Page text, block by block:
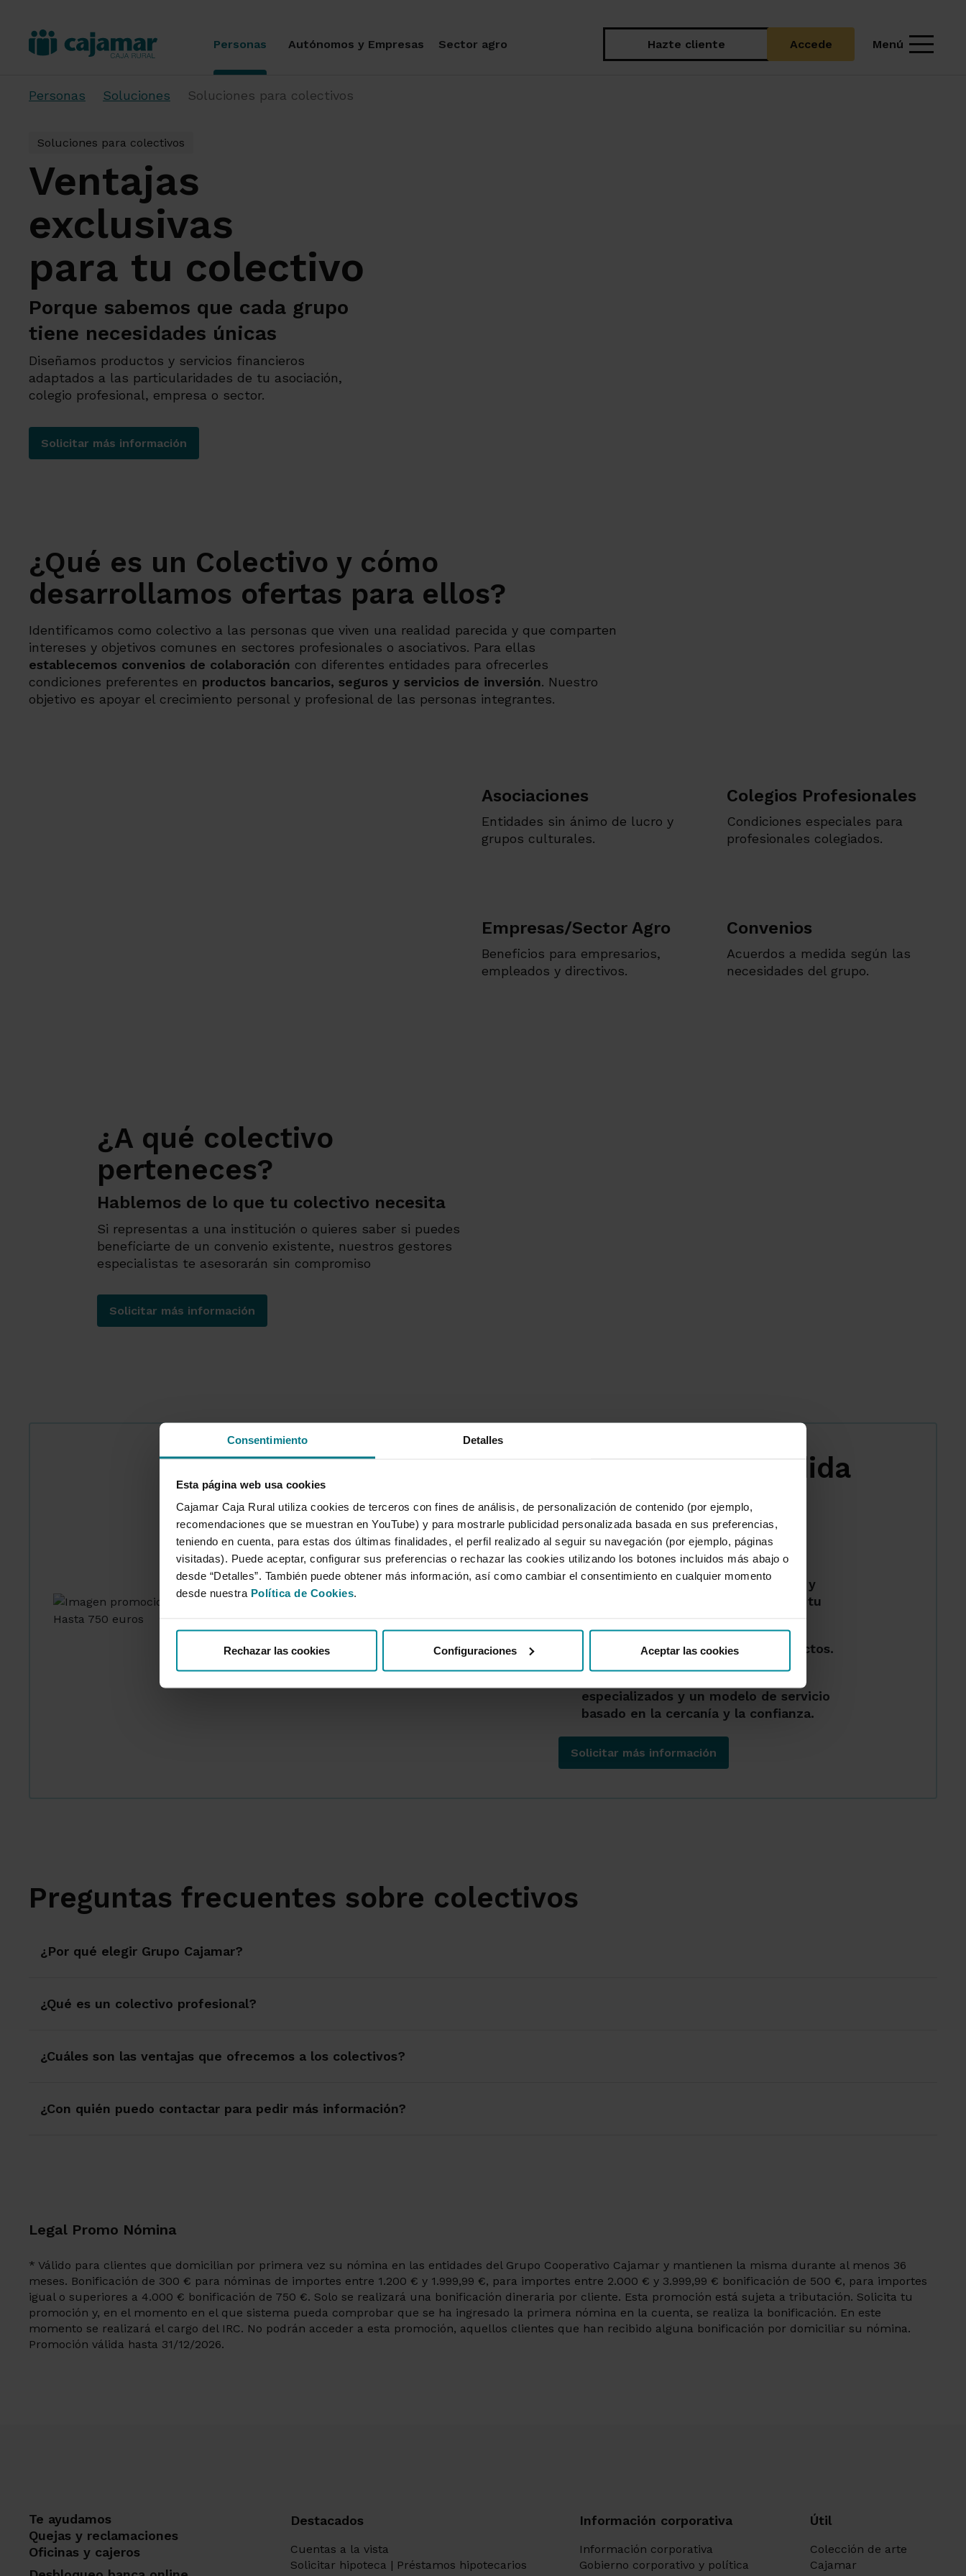
Consentimiento Detalles
Esta página web usa cookies
Cajamar Caja Rural utiliza cookies de terceros con fines de análisis, de personalización de contenido (por ejemplo,
recomendaciones que se muestran en YouTube) y para mostrarle publicidad personalizada basada en sus preferencias,
teniendo en cuenta, para estas dos últimas finalidades, el perfil realizado al seguir su navegación (por ejemplo, páginas
visitadas). Puede aceptar, configurar sus preferencias o rechazar las cookies utilizando los botones incluidos más abajo o
desde “Detalles”. También puede obtener más información, así como cambiar el consentimiento en cualquier momento
desde nuestra Política de Cookies.
Rechazar las cookies Configuraciones Aceptar las cookies
Personas Autónomos y Empresas Sector agro Hazte cliente Accede Menú
Personas Soluciones Soluciones para colectivos
Soluciones para colectivos
Ventajas
exclusivas
para tu colectivo
Porque sabemos que cada grupo
tiene necesidades únicas
Diseñamos productos y servicios financieros
adaptados a las particularidades de tu asociación,
colegio profesional, empresa o sector.
Solicitar más informaciónSoluciones para colectivos
¿Qué es un Colectivo y cómo
desarrollamos ofertas para ellos?
Identificamos como colectivo a las personas que viven una realidad parecida y que comparten
intereses y objetivos comunes en sectores profesionales o asociativos. Para ellas
establecemos convenios de colaboración con diferentes entidades para ofrecerles
condiciones preferentes en productos bancarios, seguros y servicios de inversión. Nuestro
objetivo es apoyar el crecimiento personal y profesional de las personas integrantes.
Asociaciones
Entidades sin ánimo de lucro y
grupos culturales.
Colegios Profesionales
Condiciones especiales para
profesionales colegiados.
Empresas/Sector Agro
Beneficios para empresarios,
empleados y directivos.
Convenios
Acuerdos a medida según las
necesidades del grupo.
¿A qué colectivo
perteneces?
Hablemos de lo que tu colectivo necesita
Si representas a una institución o quieres saber si puedes
beneficiarte de un convenio existente, nuestros gestores
especialistas te asesorarán sin compromiso
Solicitar más información¿A qué colectivo perteneces?
Soluciones a medida
de tu colectivo
Particulares
Con tu NÓMINA lo tienes todo:
Cuenta con condiciones especiales y
bonificación en efectivo* por traer tu
Ventajas exclusivas en otros productos.
especializados y un modelo de servicio
basado en la cercanía y la confianza.
Solicitar más informaciónSoluciones a medida de tu colectivo
Preguntas frecuentes sobre colectivos
¿Por qué elegir Grupo Cajamar?
¿Qué es un colectivo profesional?
¿Cuáles son las ventajas que ofrecemos a los colectivos?
¿Con quién puedo contactar para pedir más información?
Legal Promo Nómina
* Válido para clientes que domicilian por primera vez su nómina en las entidades del Grupo Cooperativo Cajamar y mantienen la misma durante al menos 36
meses. Bonificación de 300 € para nóminas de importes entre 1.200 € y 1.999,99 €, para importes entre 2.000 € y 3.999,99 € bonificación de 500 €, para importes
igual o superiores a 4.000 € bonificación de 750 €. Solo se realizará una bonificación dineraria por cliente. Esta promoción está sujeta a tributación. Solicita tu
promoción y, en el momento en el que sistema pueda comprobar que se ha ingresado la primera nómina en la cuenta, se realiza la bonificación. En este
momento se realizará el cargo del IRC. No podrán acceder a esta promoción, aquellos clientes que han recibido alguna bonificación por domiciliar su nómina.
Promoción válida hasta 31/12/2026.
Te ayudamos
Quejas y reclamaciones
Oficinas y cajeros
Destacados
Cuentas a la vista
Solicitar hipoteca | Préstamos hipotecarios
Información corporativa
Información corporativa
Gobierno corporativo y política
Útil
Colección de arte
Cajamar